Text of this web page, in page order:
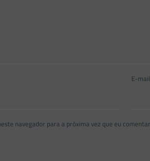
E-mail
navegador para a próxima vez que eu